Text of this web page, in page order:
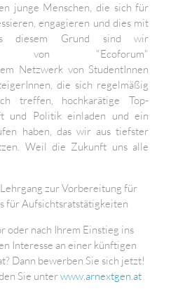
junge Menschen, die sich für
engagieren und dies mit
diesem Grund sind wir
von "Ecoforum"
Netzwerk von StudentInnen
die sich regelmäßig
treffen, hochkarätige Top-
und Politik einladen und ein
haben, das wir aus tiefster
Weil die Zukunft uns alle
zur Vorbereitung für
für Aufsichtsratstätigkeiten
oder nach Ihrem Einstieg ins
Interesse an einer künftigen
Dann bewerben Sie sich jetzt!
Sie unterwww.arnextgen.at